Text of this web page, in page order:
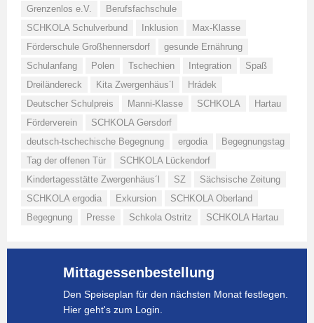
Grenzenlos e.V.
Berufsfachschule
SCHKOLA Schulverbund
Inklusion
Max-Klasse
Förderschule Großhennersdorf
gesunde Ernährung
Schulanfang
Polen Tschechien Integration
Spaß
Dreiländereck
Kita Zwergenhäus´l
Hrádek
Deutscher Schulpreis
Manni-Klasse SCHKOLA
Hartau
Förderverein
SCHKOLA Gersdorf
deutsch-tschechische Begegnung
ergodia
Begegnungstag
Tag der offenen Tür
SCHKOLA Lückendorf
Kindertagesstätte Zwergenhäus´l
SZ
Sächsische Zeitung
SCHKOLA ergodia
Exkursion
SCHKOLA Oberland
Begegnung
Presse Schkola Ostritz SCHKOLA Hartau
Mittagessenbestellung
Den Speiseplan für den nächsten Monat festlegen.
Hier geht's zum Login.